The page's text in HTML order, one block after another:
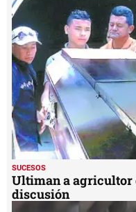
SUCESOS
Ultiman a agricultor
discusión